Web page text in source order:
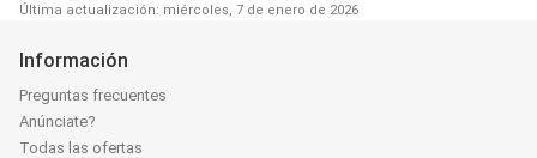
Última actualización: miércoles, 7 de enero de 2026
Información
Preguntas frecuentes
Anúnciate?
Todas las ofertas